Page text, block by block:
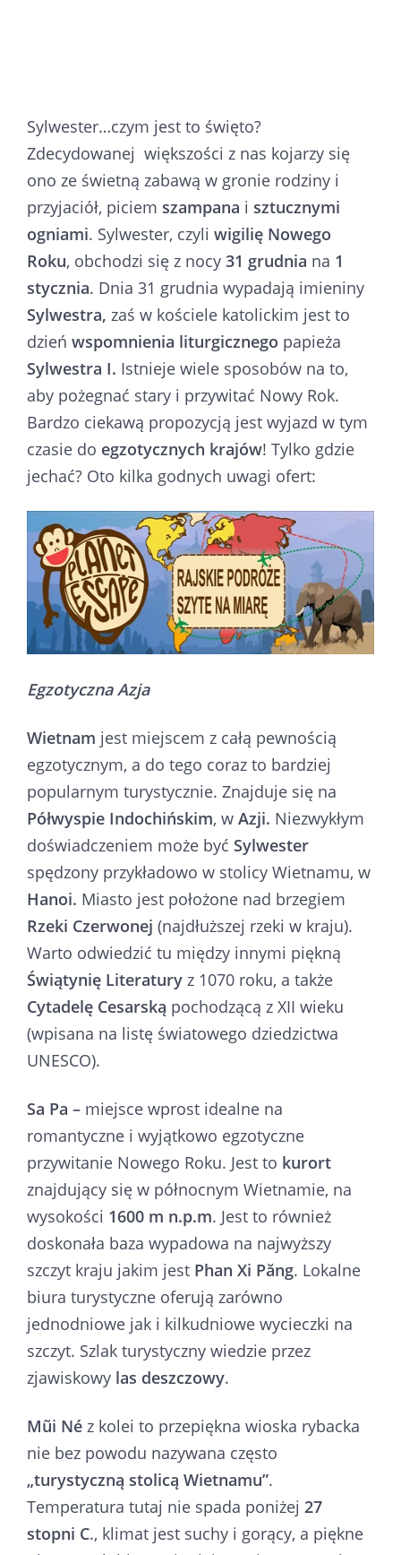
Sylwester…czym jest to święto?
Zdecydowanej większości z nas kojarzy się
ono ze świetną zabawą w gronie rodziny i
przyjaciół, piciem szampana i sztucznymi
ogniami. Sylwester, czyli wigilię Nowego
Roku, obchodzi się z nocy 31 grudnia na 1
stycznia. Dnia 31 grudnia wypadają imieniny
Sylwestra, zaś w kościele katolickim jest to
dzień wspomnienia liturgicznego papieża
Sylwestra I. Istnieje wiele sposobów na to,
aby pożegnać stary i przywitać Nowy Rok.
Bardzo ciekawą propozycją jest wyjazd w tym
czasie do egzotycznych krajów! Tylko gdzie
jechać? Oto kilka godnych uwagi ofert:
Egzotyczna Azja
Wietnam jest miejscem z całą pewnością
egzotycznym, a do tego coraz to bardziej
popularnym turystycznie. Znajduje się na
Półwyspie Indochińskim, w Azji. Niezwykłym
doświadczeniem może być Sylwester
spędzony przykładowo w stolicy Wietnamu, w
Hanoi. Miasto jest położone nad brzegiem
Rzeki Czerwonej (najdłuższej rzeki w kraju).
Warto odwiedzić tu między innymi piękną
Świątynię Literatury z 1070 roku, a także
Cytadelę Cesarską pochodzącą z XII wieku
(wpisana na listę światowego dziedzictwa
UNESCO).
Sa Pa – miejsce wprost idealne na
romantyczne i wyjątkowo egzotyczne
przywitanie Nowego Roku. Jest to kurort
znajdujący się w północnym Wietnamie, na
wysokości 1600 m n.p.m. Jest to również
doskonała baza wypadowa na najwyższy
szczyt kraju jakim jest Phan Xi Păng. Lokalne
biura turystyczne oferują zarówno
jednodniowe jak i kilkudniowe wycieczki na
szczyt. Szlak turystyczny wiedzie przez
zjawiskowy las deszczowy.
Mũi Né z kolei to przepiękna wioska rybacka
nie bez powodu nazywana często
„turystyczną stolicą Wietnamu”.
Temperatura tutaj nie spada poniżej 27
stopni C., klimat jest suchy i gorący, a piękne